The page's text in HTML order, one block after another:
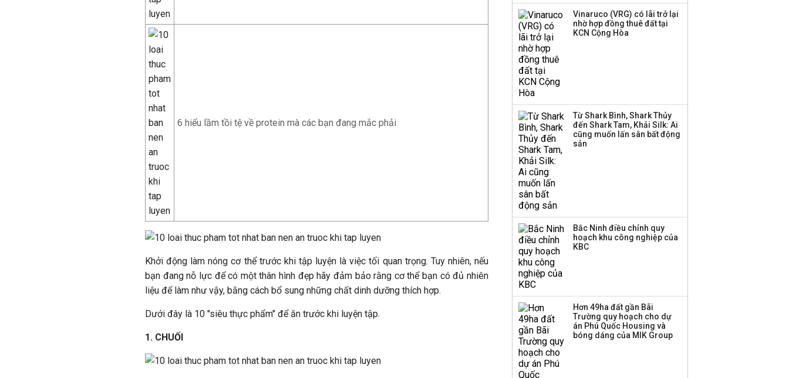
6 hiểu lầm tồi tệ về protein mà các bạn đang mắc phải
Khởi động làm nóng cơ thể trước khi tập luyện là việc tối quan trọng. Tuy nhiên, nếu
bạn đang nỗ lực để có một thân hình đẹp hãy đảm bảo rằng cơ thể bạn có đủ nhiên
liệu để làm như vậy, bằng cách bổ sung những chất dinh dưỡng thích hợp.
Dưới đây là 10 "siêu thực phẩm" để ăn trước khi luyện tập.
1. CHUỐI
thanh lý toàn bộ cửa
hàng
Công ty 100 tỷ của
Huấn Hoa Hồng bỗng
dưng ‘biến mất’, một
Vinaruco (VRG) có lãi trở lại
nhờ hợp đồng thuê đất tại
KCN Cộng Hòa
Từ Shark Bình, Shark Thủy
đến Shark Tam, Khải Silk: Ai
cũng muốn lấn sân bất động
sản
Bắc Ninh điều chỉnh quy
hoạch khu công nghiệp của
KBC
Hơn 49ha đất gần Bãi
Trường quy hoạch cho dự
án Phú Quốc Housing và
bóng dáng của MIK Group